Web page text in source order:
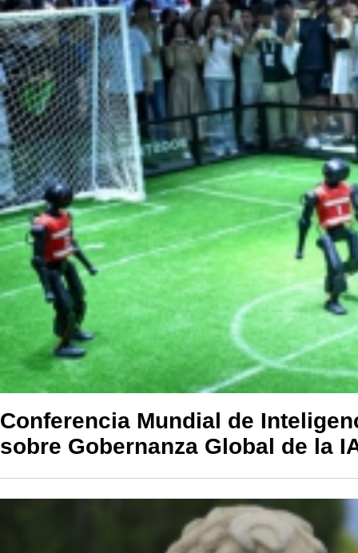
Conferencia Mundial de
sobre Gobernanza Global de la